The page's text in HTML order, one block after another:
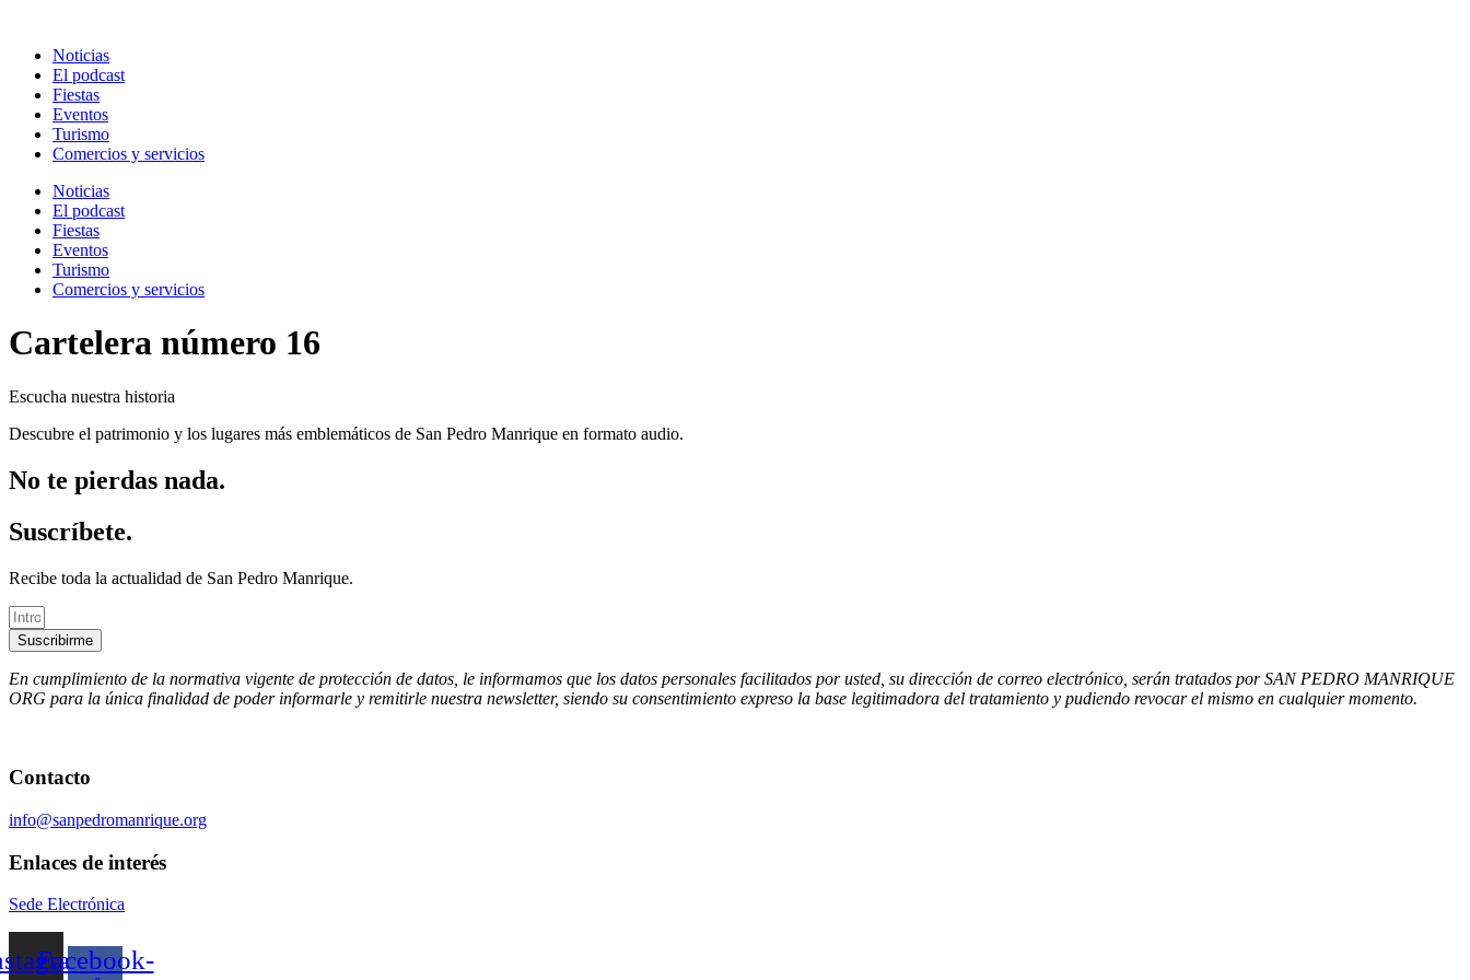
contenidoNoticias
El podcast
Fiestas
Eventos
Turismo
Comercios y servicios
Noticias
El podcast
Fiestas
Eventos
Turismo
Comercios y servicios
Cartelera número 16
Escucha nuestra historia
Descubre el patrimonio y los lugares más emblemáticos de San Pedro Manrique en formato audio.
No te pierdas nada.
Suscríbete.
Recibe toda la actualidad de San Pedro Manrique.
Suscribirme
En cumplimiento de la normativa vigente de protección de datos, le informamos que los datos personales facilitados por usted, su dirección de correo electrónico, serán tratados por SAN PEDRO MANRIQUE
ORG para la única finalidad de poder informarle y remitirle nuestra newsletter, siendo su consentimiento expreso la base legitimadora del tratamiento y pudiendo revocar el mismo en cualquier momento.
Contacto
info@sanpedromanrique.org
Enlaces de interés
Sede Electrónica
Facebook-